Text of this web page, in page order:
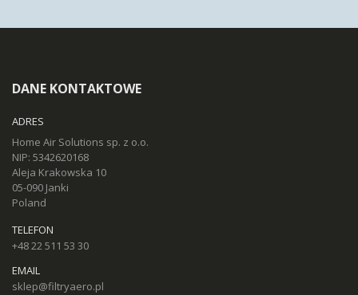
DANE KONTAKTOWE
ADRES
Home Air Solutions sp. z o.o.
NIP: 5342620168
Aleja Krakowska 10
05-090 Janki
Poland
TELEFON
+48 22 511 53 30
EMAIL
sklep@filtryaero.pl